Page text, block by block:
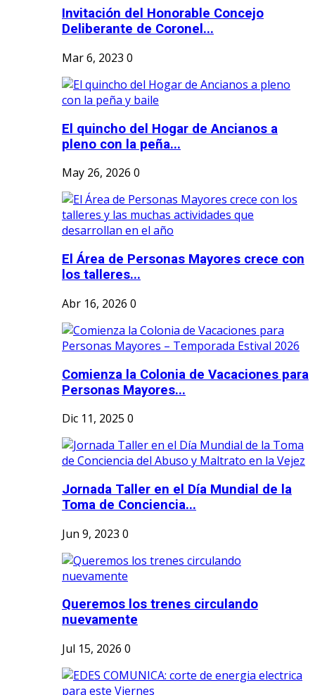
Invitación del Honorable Concejo
Deliberante de Coronel...
Mar 6, 2023 0
El quincho del Hogar de Ancianos a
pleno con la peña...
May 26, 2026 0
El Área de Personas Mayores crece con
los talleres...
Abr 16, 2026 0
Comienza la Colonia de Vacaciones para
Personas Mayores...
Dic 11, 2025 0
Jornada Taller en el Día Mundial de la
Toma de Conciencia...
Jun 9, 2023 0
Queremos los trenes circulando
nuevamente
Jul 15, 2026 0